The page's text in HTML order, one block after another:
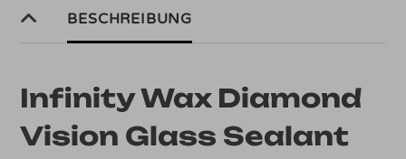
BESCHREIBUNG
Infinity Wax Diamond
Vision Glass Sealant